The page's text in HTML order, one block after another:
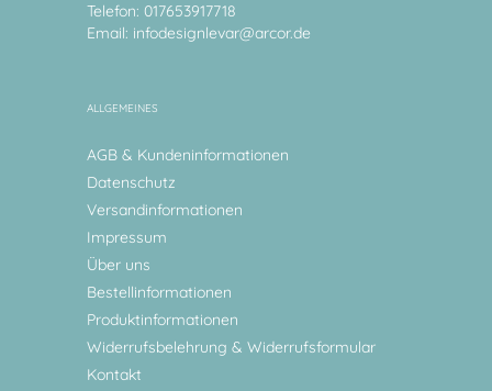
Telefon: 017653917718
Email: infodesignlevar@arcor.de
ALLGEMEINES
AGB & Kundeninformationen
Datenschutz
Versandinformationen
Impressum
Über uns
Bestellinformationen
Produktinformationen
Widerrufsbelehrung & Widerrufsformular
Kontakt